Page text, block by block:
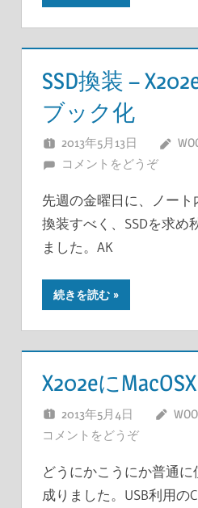
SSD換装 –
ブック化
2013年5月13日
コメントをどうぞ
先週の金曜日に、ノート
換装すべく、SSDを求め
ました。AK
続きを読む
X202eに
2013年5月4日
コメントをどうぞ
どうにかこうにか普通
成りました。USB利用の